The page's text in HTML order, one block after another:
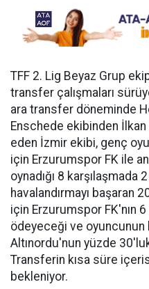
TFF 2. Lig Beyaz Grup
transfer çalışmaları
ara transfer döneminde
Enschede ekibinden İlkan
eden İzmir ekibi, genç
için Erzurumspor FK ile
oynadığı 8 karşılaşmada
havalandırmayı başaran
için Erzurumspor FK'nın
ödeyeceği ve
Altınordu'nun yüzde
Transferin kısa süre
bekleniyor.